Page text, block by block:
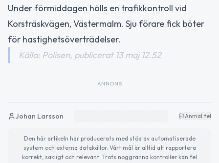
Under förmiddagen hölls en trafikkontroll vid
Korsträskvägen, Västermalm. Sju förare fick böter
för hastighetsöverträdelser.
Källa: Polisen, publicerat 13 maj 12.52
ANNONS
Johan Larsson Anmäl fel
Den här artikeln har producerats med stöd av automatiserade
system och externa datakällor. Vårt mål är alltid att rapportera
korrekt, sakligt och relevant. Trots noggranna kontroller kan fel